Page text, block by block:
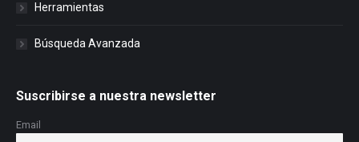
Herramientas
Búsqueda Avanzada
Suscribirse a nuestra newsletter
Email